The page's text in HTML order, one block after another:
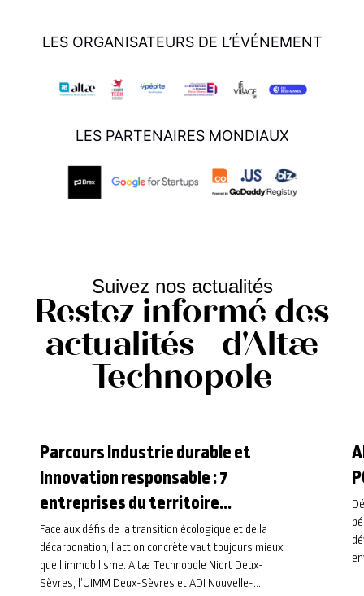
LES ORGANISATEURS DE L’ÉVÉNEMENT
LES PARTENAIRES MONDIAUX
Suivez nos actualités
Restez informé des
actualités d'Altæ
Technopole
Parcours Industrie durable et
Innovation responsable : 7
entreprises du territoire
s’engagent dans une trajectoire
pour l’avenir
Face aux défis de la transition écologique et de la
décarbonation, l’action concrète vaut toujours mieux
que l’immobilisme. Altæ Technopole Niort Deux-
Sèvres, l’UIMM Deux-Sèvres et ADI Nouvelle-